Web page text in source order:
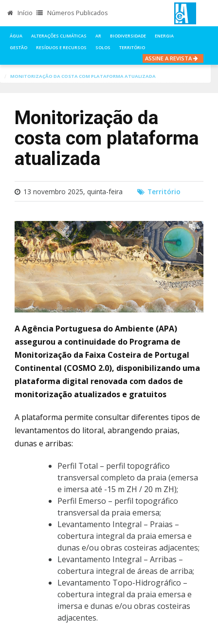
Início Números Publicados
ÁGUA ALTERAÇÕES CLIMÁTICAS AR BIODIVERSIDADE
ENERGIA
GESTÃO
RESÍDUOS E RECURSOS SOLOS TERRITÓRIO
ASSINE A REVISTA
MONITORIZAÇÃO DA COSTA COM PLATAFORMA ATUALIZADA
Monitorização da
costa com plataforma
atualizada
13 novembro 2025, quinta-feira Território
A Agência Portuguesa do Ambiente (APA)
assegurou a continuidade do Programa de
Monitorização da Faixa Costeira de Portugal
Continental (COSMO 2.0), disponibilizando uma
plataforma digital renovada com dados de
monitorização atualizados e gratuitos
A plataforma permite consultar diferentes tipos de
levantamentos do litoral, abrangendo praias,
dunas e arribas:
Perfil Total – perfil topográfico
transversal completo da praia (emersa
e imersa até -15 m ZH / 20 m ZH);
Perfil Emerso – perfil topográfico
transversal da praia emersa;
Levantamento Integral – Praias –
cobertura integral da praia emersa e
dunas e/ou obras costeiras adjacentes;
Levantamento Integral – Arribas –
cobertura integral de áreas de arriba;
Levantamento Topo-Hidrográfico –
cobertura integral da praia emersa e
imersa e dunas e/ou obras costeiras
adjacentes.